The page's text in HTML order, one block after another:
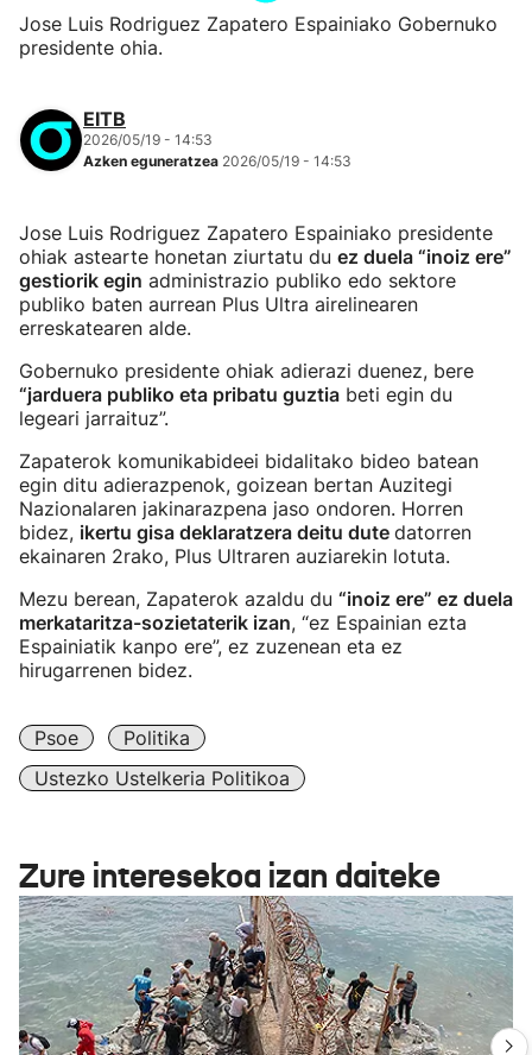
Jose Luis Rodriguez Zapatero Espainiako Gobernuko
presidente ohia.
EITB
2026/05/19 - 14:53
Azken eguneratzea 2026/05/19 - 14:53
Jose Luis Rodriguez Zapatero Espainiako presidente
ohiak astearte honetan ziurtatu du ez duela “inoiz ere”
gestiorik egin administrazio publiko edo sektore
publiko baten aurrean Plus Ultra airelinearen
erreskatearen alde.
Gobernuko presidente ohiak adierazi duenez, bere
“jarduera publiko eta pribatu guztia beti egin du
legeari jarraituz”.
Zapaterok komunikabideei bidalitako bideo batean
egin ditu adierazpenok, goizean bertan Auzitegi
Nazionalaren jakinarazpena jaso ondoren. Horren
bidez, ikertu gisa deklaratzera deitu dute datorren
ekainaren 2rako, Plus Ultraren auziarekin lotuta.
Mezu berean, Zapaterok azaldu du “inoiz ere” ez duela
merkataritza-sozietaterik izan, “ez Espainian ezta
Espainiatik kanpo ere”, ez zuzenean eta ez
hirugarrenen bidez.
Psoe
Politika
Ustezko Ustelkeria Politikoa
Zure interesekoa izan daiteke